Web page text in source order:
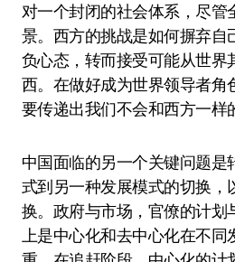
对一个封闭的社会体系，尽管
景。西方的挑战是如何摒弃自
负心态，转而接受可能从世界
西。在做好成为世界领导者角
要传递出我们不会和西方一样
中国面临的另一个关键问题是
式到另一种发展模式的切换，
换。政府与市场，官僚的计划
上是中心化和去中心化在不同